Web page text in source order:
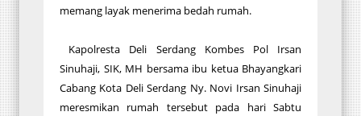
memang layak menerima bedah rumah.
Kapolresta Deli Serdang Kombes Pol Irsan
Sinuhaji, SIK, MH bersama ibu ketua Bhayangkari
Cabang Kota Deli Serdang Ny. Novi Irsan Sinuhaji
meresmikan rumah tersebut pada hari Sabtu